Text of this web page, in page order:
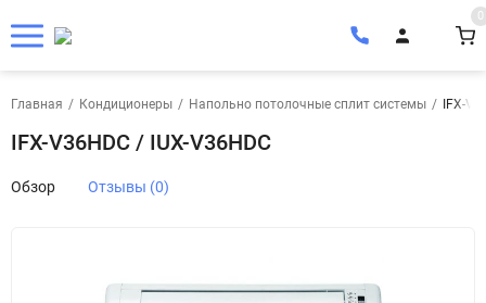
0
Главная / Кондиционеры / Напольно потолочные сплит системы / IFХ-
IFХ-V36HDC / IUX-V36HDC
Обзор Отзывы (0)